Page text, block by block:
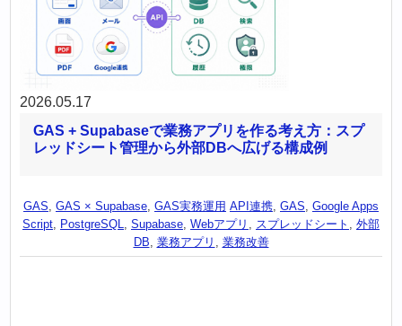
2026.05.17
GAS + Supabaseで業務アプリを作る考え方：スプ
レッドシート管理から外部DBへ広げる構成例
GAS, GAS × Supabase, GAS実務運用 API連携, GAS, Google Apps
Script, PostgreSQL, Supabase, Webアプリ , スプレッドシート , 外部
DB, 業務アプリ , 業務改善